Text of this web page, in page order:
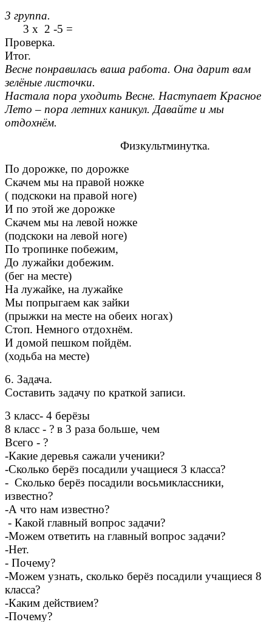
3 группа.
3 х 2 -5 =
Проверка.
Итог.
Весне понравилась ваша работа. Она дарит вам
зелёные листочки.
Настала пора уходить Весне. Наступает Красное
Лето – пора летних каникул. Давайте и мы
отдохнём.
Физкультминутка.
По дорожке, по дорожке
Скачем мы на правой ножке
( подскоки на правой ноге)
И по этой же дорожке
Скачем мы на левой ножке
(подскоки на левой ноге)
По тропинке побежим,
До лужайки добежим.
(бег на месте)
На лужайке, на лужайке
Мы попрыгаем как зайки
(прыжки на месте на обеих ногах)
Стоп. Немного отдохнём.
И домой пешком пойдём.
(ходьба на месте)
6. Задача.
Составить задачу по краткой записи.
3 класс- 4 берёзы
8 класс - ? в 3 раза больше, чем
Всего - ?
-Какие деревья сажали ученики?
-Сколько берёз посадили учащиеся 3 класса?
- Сколько берёз посадили восьмиклассники,
известно?
-А что нам известно?
- Какой главный вопрос задачи?
-Можем ответить на главный вопрос задачи?
-Нет.
- Почему?
-Можем узнать, сколько берёз посадили учащиеся 8
класса?
-Каким действием?
-Почему?